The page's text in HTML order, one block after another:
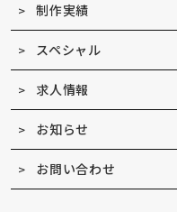
制作実績
スペシャル
求人情報
お知らせ
お問い合わせ